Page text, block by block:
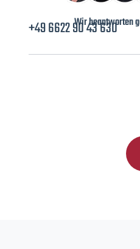
Wir beantworten
+49 6622 90 43 630